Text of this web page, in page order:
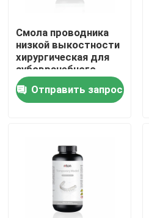
Зубоврачебный принтер
Принтер SLM 3D
Принтер LCD 3D
Фоточувствительная смола
Смола проводника
низкой выкостности
хирургическая для
зубоврачебного
модельного
принтера 3d
Отправить запрос